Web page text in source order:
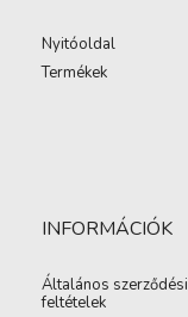
Nyitóoldal
Termékek
INFORMÁCIÓK
Általános szerződési
feltételek